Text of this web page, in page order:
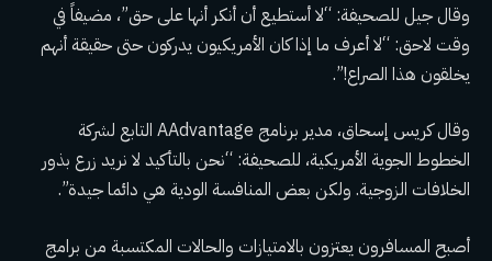
وقال جيل للصحيفة: “لا أستطيع أن أنكر أنها على حق”، مضيفاً في
وقت لاحق: “لا أعرف ما إذا كان الأمريكيون يدركون حتى حقيقة أنهم
يخلقون هذا الصراع!”.
وقال كريس إسحاق، مدير برنامج AAdvantage التابع لشركة
الخطوط الجوية الأمريكية، للصحيفة: “نحن بالتأكيد لا نريد زرع بذور
الخلافات الزوجية. ولكن بعض المنافسة الودية هي دائما جيدة”.
أصبح المسافرون يعتزون بالامتيازات والحالات المكتسبة من برامج